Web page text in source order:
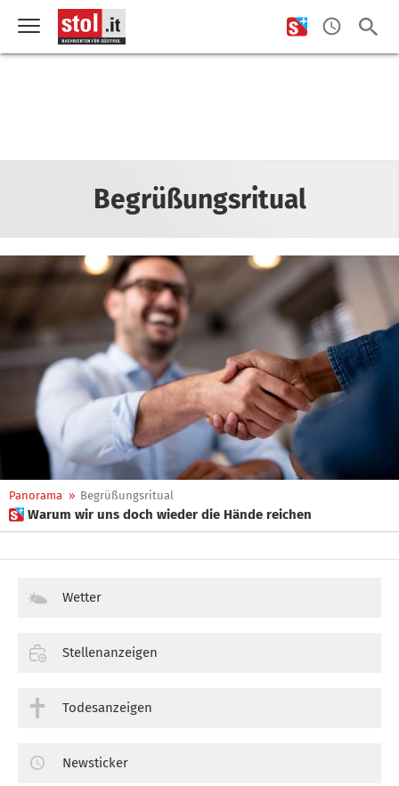
Begrüßungsritual
Panorama » Begrüßungsritual
 Warum wir uns doch wieder die Hände reichen
Wetter
Stellenanzeigen
Todesanzeigen
Newsticker